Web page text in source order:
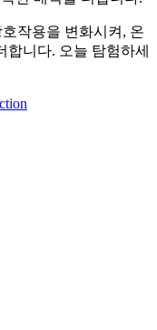
호작용을 변화시켜, 온
니다. 오늘 탐험하세